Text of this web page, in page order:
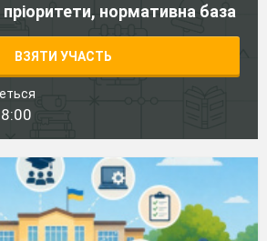
нормативна база
ВЗЯТИ УЧАСТЬ